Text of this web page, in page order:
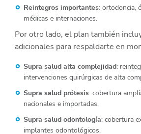
Reintegros importantes: ortodoncia,
médicas e internaciones.
Por otro lado, el plan también
adicionales para respaldarte en
Supra salud alta complejidad:
intervenciones quirúrgicas de alta
Supra salud prótesis: cobertura
nacionales e importadas.
Supra salud odontología: cobertura
implantes odontológicos.